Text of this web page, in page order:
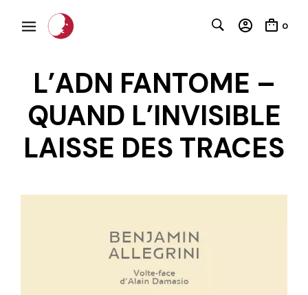
0
L’ADN FANTOME –
QUAND L’INVISIBLE
LAISSE DES TRACES